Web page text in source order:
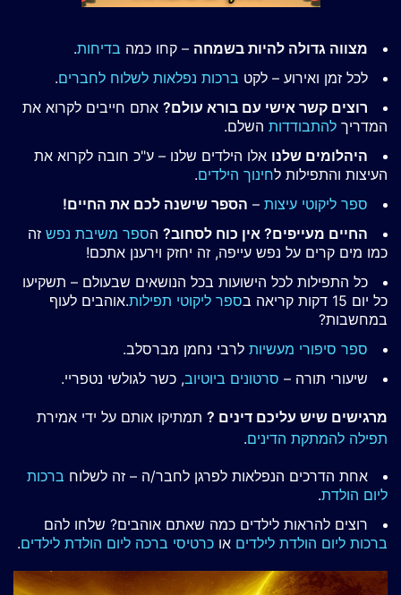
מצווה גדולה להיות בשמחה – קחו כמה בדיחות.
לכל זמן ואירוע – לקט ברכות נפלאות לשלוח לחברים.
רוצים קשר אישי עם בורא עולם? אתם חייבים לקרוא את
המדריך להתבודדות השלם.
היהלומים שלנו אלו הילדים שלנו – ע"כ חובה לקרוא את
העיצות והתפילות לחינוך הילדים.
ספר ליקוטי עיצות – הספר שישנה לכם את החיים!
החיים מעייפים? אין כוח לסחוב? הספר משיבת נפש זה
כמו מים קרים על נפש עייפה, זה יחזק וירענן אתכם!
כל התפילות לכל הישועות בכל הנושאים שבעולם – תשקיעו
כל יום 15 דקות קריאה ב
ספר ליקוטי תפילות.אוהבים לעוף
במחשבות?
ספר סיפורי מעשיות לרבי נחמן מברסלב.
שיעורי תורה – סרטונים ביוטיוב, כשר לגולשי נטפריי.
מרגישים שיש עליכם דינים ? תמתיקו אותם על ידי אמירת
תפילה להמתקת הדינים.
אחת הדרכים הנפלאות לפרגן לחבר/ה – זה לשלוח ברכות
ליום הולדת.
רוצים להראות לילדים כמה שאתם אוהבים? שלחו להם
ברכות ליום הולדת לילדים או כרטיסי ברכה ליום הולדת לילדים.